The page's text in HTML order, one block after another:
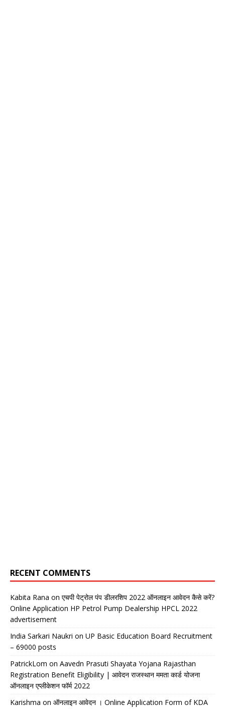
RECENT COMMENTS
Kabita Rana on एचपी पेट्रोल पंप डीलरशिप 2022 ऑनलाइन आवेदन कैसे करें?
Online Application HP Petrol Pump Dealership HPCL 2022
advertisement
India Sarkari Naukri on UP Basic Education Board Recruitment
– 69000 posts
PatrickLom on Aavedn Prasuti Shayata Yojana Rajasthan
Registration Benefit Eligibility | आवेदन राजस्थान ममता कार्ड योजना
ऑनलाइन एप्लीकेशन फॉर्म 2022
Karishma on ऑनलाइन आवेदन । Online Application Form of KDA